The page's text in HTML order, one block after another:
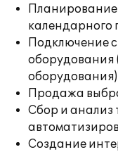
Планирование
календарного
Подключение
оборудования
оборудования)
Продажа
Сбор и анализ
Создание